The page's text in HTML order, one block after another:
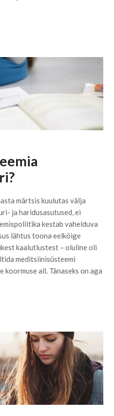
märtsis kuulutas välja
ja haridusasutused, ei
kestab vahelduva
lähtus toona eelkõige
kaalutlustest – oluline oli
meditsiinisüsteemi
all. Tänaseks on aga